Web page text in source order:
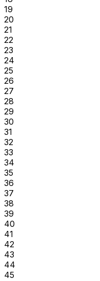
19
20
21
22
23
24
25
26
27
28
29
30
31
32
33
34
35
36
37
38
39
40
41
42
43
44
45